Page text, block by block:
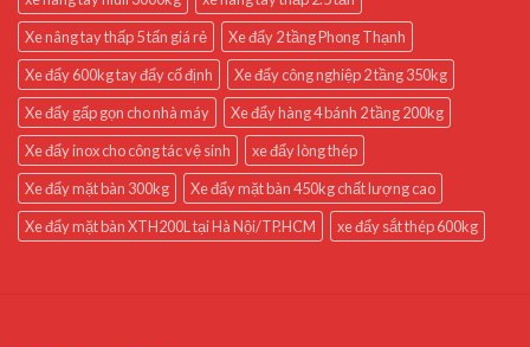
Xe nâng tay thấp 5 tấn giá rẻ
Xe đẩy 2 tầng Phong Thạnh
Xe đẩy 600kg tay đẩy cố định
Xe đẩy công nghiệp 2 tầng 350kg
Xe đẩy gấp gọn cho nhà máy
Xe đẩy hàng 4 bánh 2 tầng 200kg
Xe đẩy inox cho công tác vệ sinh
xe đẩy lòng thép
Xe đẩy mặt bàn 300kg
Xe đẩy mặt bàn 450kg chất lượng cao
Xe đẩy mặt bàn XTH200L tại Hà Nội/TP.HCM
xe đẩy sắt thép 600kg